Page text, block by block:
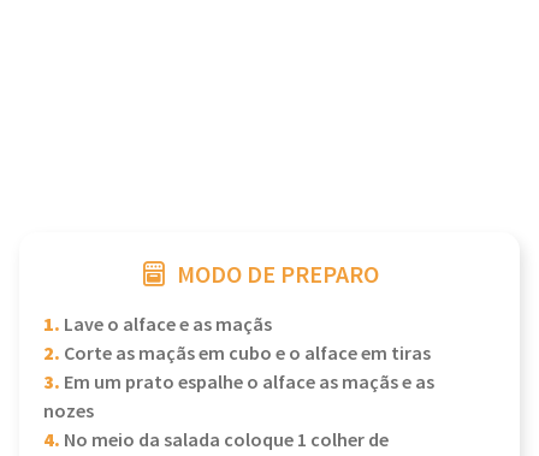
MODO DE PREPARO
1. Lave o alface e as maçãs
2. Corte as maçãs em cubo e o alface em tiras
3. Em um prato espalhe o alface as maçãs e as
nozes
4. No meio da salada coloque 1 colher de